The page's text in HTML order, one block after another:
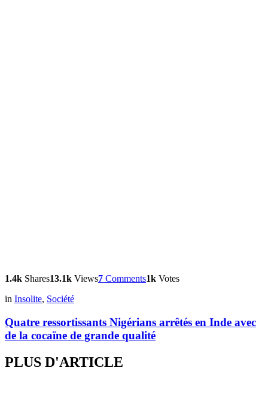
1.4k Shares13.1k Views7 Comments1k Votes
in Insolite, Société
Quatre ressortissants Nigérians arrêtés en Inde avec
de la cocaïne de grande qualité
PLUS D'ARTICLE